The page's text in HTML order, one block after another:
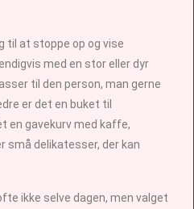
til at stoppe op og vise
med en stor eller dyr
til den person, man gerne
er det en buket til
en gavekurv med kaffe,
små delikatesser, der kan
ikke selve dagen, men valget